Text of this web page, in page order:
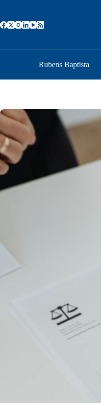
o
conteúdo
Rubens Baptista